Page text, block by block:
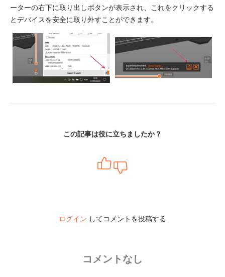
ーターの右下に取り出しボタンが表示され、これをクリックする
とデバイスを安全に取り外すことができます。
この記事は役に立ちましたか？
ログイン してコメントを投稿する
コメントなし